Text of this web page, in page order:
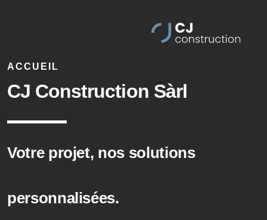
ACCUEIL
CJ Construction Sàrl
Votre projet, nos solutions
personnalisées.